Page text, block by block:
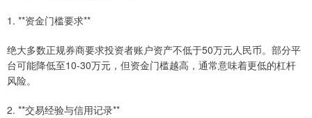
1. **资金门槛要求**
绝大多数正规券商要求投资者账户资产不低于50万元人民币。部分平
台可能降低至10-30万元，但资金门槛越高，通常意味着更低的杠杆
风险。
2. **交易经验与信用记录**